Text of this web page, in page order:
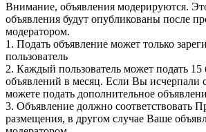
Внимание, объявления модерируются.
объявления будут опубликованы после
модератором.
1. Подать объявление может только
пользователь
2. Каждый пользователь может подать 15
объявлений в месяц. Если Вы исчерпали
можете подать дополнительное
3. Объявление должно соответствовать
размещения, в другом случае Ваше